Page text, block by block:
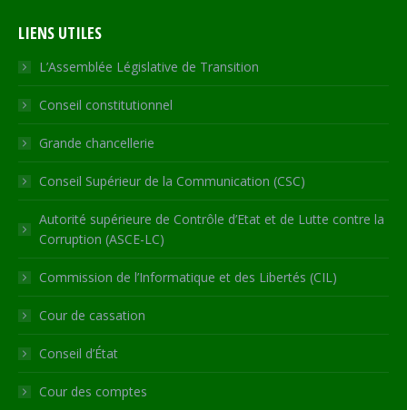
opens
in
new
window
opens
in
new
window
opens
in
new
window
in
new
window
opens
in
new
LIENS UTILES
L’Assemblée Législative de Transition
Conseil constitutionnel
Grande chancellerie
Conseil Supérieur de la Communication (CSC)
Autorité supérieure de Contrôle d’Etat et de Lutte contre la
Corruption (ASCE-LC)
Commission de l’Informatique et des Libertés (CIL)
Cour de cassation
Conseil d’État
Cour des comptes